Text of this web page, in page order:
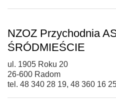
NZOZ Przychodnia
ŚRÓDMIEŚCIE
ul. 1905 Roku 20
26-600 Radom
tel. 48 340 28 19, 48 360 16